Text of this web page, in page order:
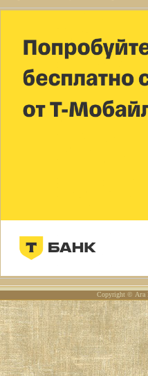
Copyright © Ага